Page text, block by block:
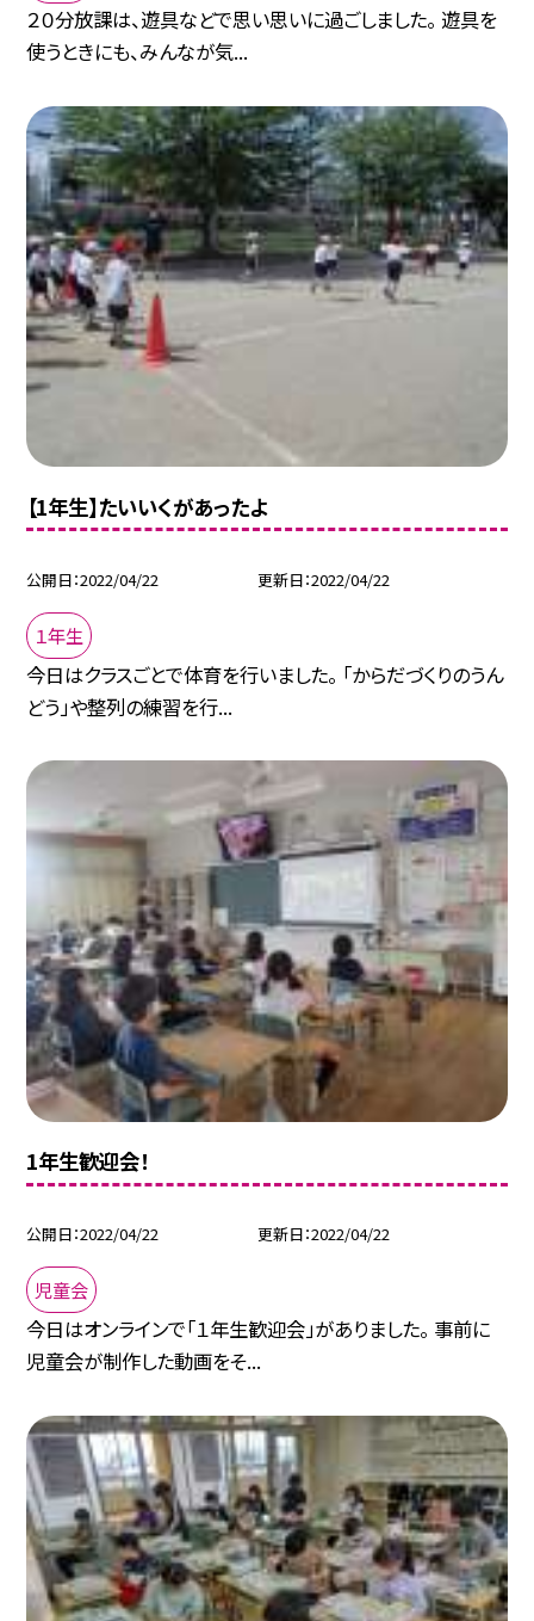
２０分放課は、遊具などで思い思いに過ごしました。 遊具を
使うときにも、みんなが気...
【1年生】たいいくがあったよ
公開日 2022/04/22 更新日 2022/04/22
１年生
今日はクラスごとで体育を行いました。 「からだづくりのうん
どう」や整列の練習を行...
1年生歓迎会！
公開日 2022/04/22 更新日 2022/04/22
児童会
今日はオンラインで「１年生歓迎会」がありました。 事前に
児童会が制作した動画をそ...